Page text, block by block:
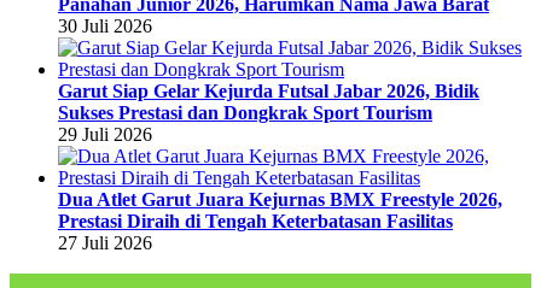
30 Juli 2026
Garut Siap Gelar Kejurda Futsal Jabar 2026, Bidik
Sukses Prestasi dan Dongkrak Sport Tourism
29 Juli 2026
Dua Atlet Garut Juara Kejurnas BMX Freestyle 2026,
Prestasi Diraih di Tengah Keterbatasan Fasilitas
27 Juli 2026